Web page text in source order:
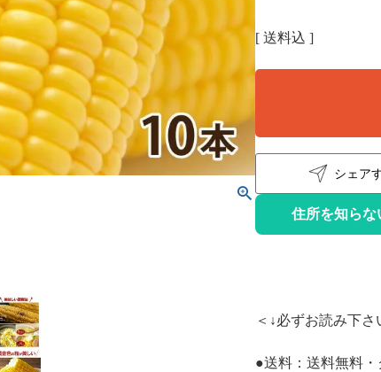
送料込
住所を知らな
シェア
＜↓必ずお読み下さ
●送料：送料無料・